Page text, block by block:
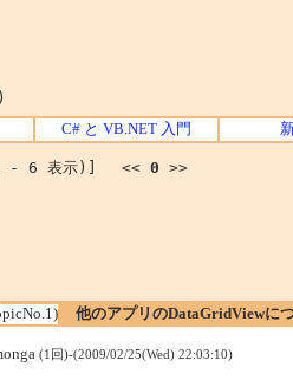
C# と VB.NET 入門
(1 - 6 表示)] << 0 >>
他のアプリのDataGridViewにつ
(1回)-(2009/02/25(Wed) 22:03:10)